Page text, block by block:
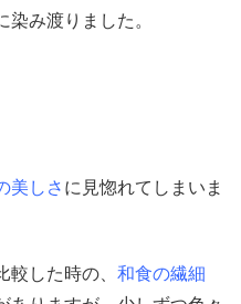
染み渡りました。
美しさ に見惚れてしまいま
した時の、 和食の繊細